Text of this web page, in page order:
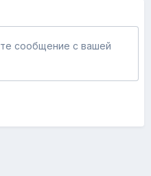
сообщение с вашей